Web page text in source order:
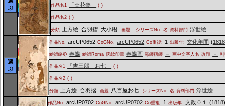
ぶ
作品名1 「☆花楽」 ( )
作品名2 ( )
分類 上方絵 合羽摺 大小暦 画題 シリーズNo. 名 資料部門 浮世絵
選
ぶ
作品No. arcUP0652 CoGNo. arcUP0652 Co重複: 1 出版年: 文化年間 (1818
絵師略称 春蝶 絵師Roma 落款印章 春蝶画 彫師摺師 － 画中文字人名 改印 －
作品名1 「吉三郎 お七」 ( )
作品名2 ( )
分類 上方絵 合羽摺 画題 八百屋お七 シリーズNo. 名 資料部門 浮世絵
作品No. arcUP0702 CoGNo. arcUP0702 Co重複: 1 出版年: 文政０１ (1818